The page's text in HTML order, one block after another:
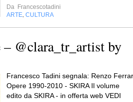
Da Francescotadini
ARTE CULTURA
– @clara_tr_artist by
Francesco Tadini segnala: Renzo
Opere 1990-2010 - SKIRA Il volume
edito da SKIRA - in offerta web VEDI